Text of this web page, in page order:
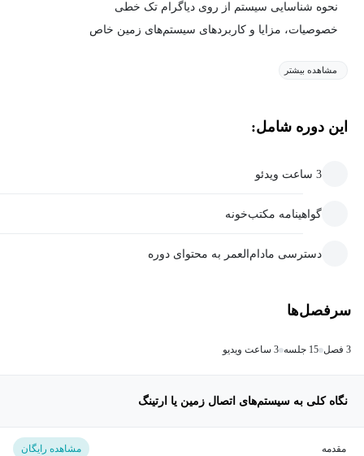
نحوه شناسایی سیستم از روی دیاگرام تک خطی
خصوصیات، مزایا و کاربردهای سیستم‌های زمین خاص
مشاهده بیشتر
این دوره شامل:
3 ساعت ویدئو
گواهینامه مکتب‌خونه
دسترسی مادام‌العمر به محتوای دوره
سرفصل‌ها
3 فصل 15 جلسه 3 ساعت ویدیو
نگاه کلی به سیستم‌های اتصال زمین یا ارتینگ
مقدمه مشاهده رایگان